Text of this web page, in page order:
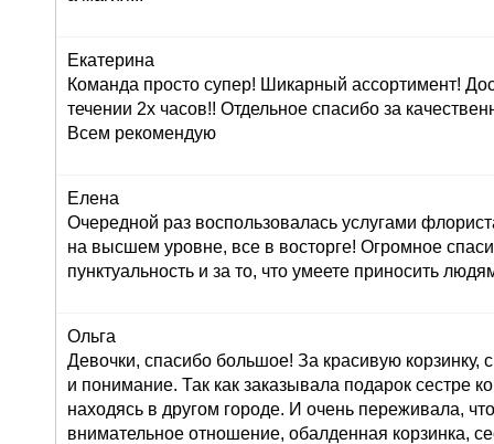
Екатерина
Команда просто супер! Шикарный ассортимент!
течении 2х часов!! Отдельное спасибо за
Всем рекомендую
Елена
Очередной раз воспользовалась услугами
на высшем уровне, все в восторге! Огромное
пунктуальность и за то, что умеете приносить
Ольга
Девочки, спасибо большое! За красивую корзинку,
и понимание. Так как заказывала подарок сестре
находясь в другом городе. И очень переживала,
внимательное отношение, обалденная корзинка,